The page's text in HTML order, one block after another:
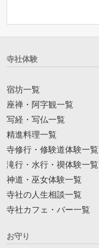
寺社体験
宿坊一覧
座禅・阿字観一覧
写経・写仏一覧
精進料理一覧
寺修行・修験道体験一覧
滝行・水行・禊体験一覧
神道・巫女体験一覧
寺社の人生相談一覧
寺社カフェ・バー一覧
お守り